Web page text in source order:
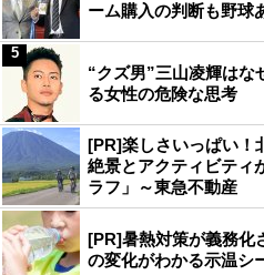
ーム購入の判断も野球
“クズ男”三山凌輝はな
る女性の危険な思考
5
[PR]楽しさいっぱい！
絶景とアクティビティ
ラフ」～東急不動産
[PR]暑熱対策が義務化
の変化がわかる示温シ